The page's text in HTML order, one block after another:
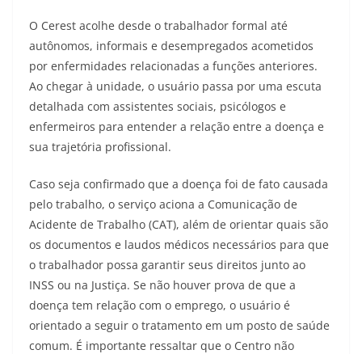
O Cerest acolhe desde o trabalhador formal até
autônomos, informais e desempregados acometidos
por enfermidades relacionadas a funções anteriores.
Ao chegar à unidade, o usuário passa por uma escuta
detalhada com assistentes sociais, psicólogos e
enfermeiros para entender a relação entre a doença e
sua trajetória profissional.
Caso seja confirmado que a doença foi de fato causada
pelo trabalho, o serviço aciona a Comunicação de
Acidente de Trabalho (CAT), além de orientar quais são
os documentos e laudos médicos necessários para que
o trabalhador possa garantir seus direitos junto ao
INSS ou na Justiça. Se não houver prova de que a
doença tem relação com o emprego, o usuário é
orientado a seguir o tratamento em um posto de saúde
comum. É importante ressaltar que o Centro não